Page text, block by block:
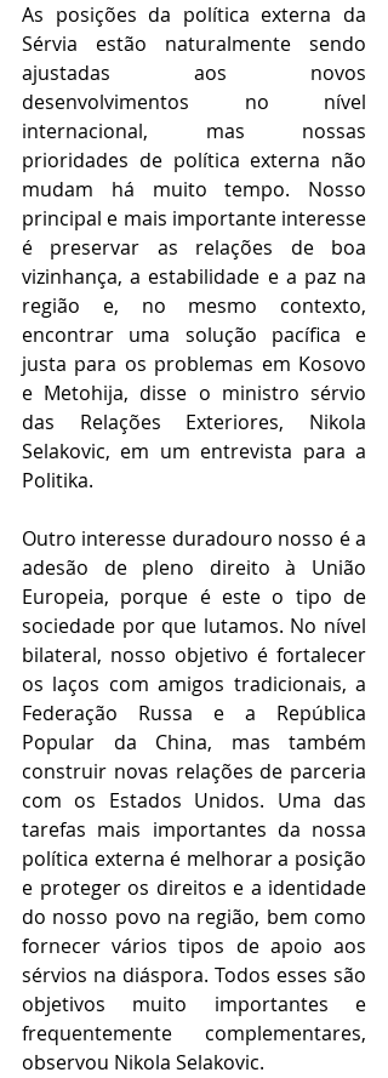
As posições da política externa da
Sérvia estão naturalmente sendo
ajustadas aos novos
desenvolvimentos no nível
internacional, mas nossas
prioridades de política externa não
mudam há muito tempo. Nosso
principal e mais importante interesse
é preservar as relações de boa
vizinhança, a estabilidade e a paz na
região e, no mesmo contexto,
encontrar uma solução pacífica e
justa para os problemas em Kosovo
e Metohija, disse o ministro sérvio
das Relações Exteriores, Nikola
Selakovic, em um entrevista para a
Politika.
Outro interesse duradouro nosso é a
adesão de pleno direito à União
Europeia, porque é este o tipo de
sociedade por que lutamos. No nível
bilateral, nosso objetivo é fortalecer
os laços com amigos tradicionais, a
Federação Russa e a República
Popular da China, mas também
construir novas relações de parceria
com os Estados Unidos. Uma das
tarefas mais importantes da nossa
política externa é melhorar a posição
e proteger os direitos e a identidade
do nosso povo na região, bem como
fornecer vários tipos de apoio aos
sérvios na diáspora. Todos esses são
objetivos muito importantes e
frequentemente complementares,
observou Nikola Selakovic.